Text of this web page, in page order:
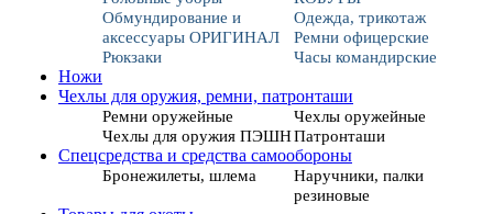
Обмундирование и
аксессуары ОРИГИНАЛ
Одежда, трикотаж
Ремни офицерские
Рюкзаки
Часы командирские
Ножи
Чехлы для оружия, ремни, патронташи
Ремни оружейные
Чехлы оружейные
Чехлы для оружия ПЭШНПатронташи
Спецсредства и средства самообороны
Бронежилеты, шлема
Наручники, палки
резиновые